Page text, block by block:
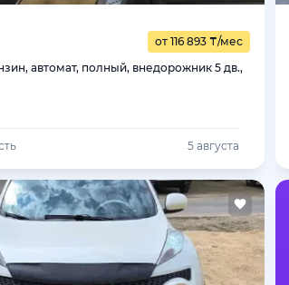
от 116 893 ₸/мес
автомат, полный, внедорожник 5 дв.,
5 августа